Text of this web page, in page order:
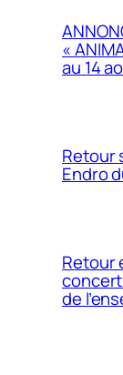
«
au 14
Retour
Endro
Retour
concert
de